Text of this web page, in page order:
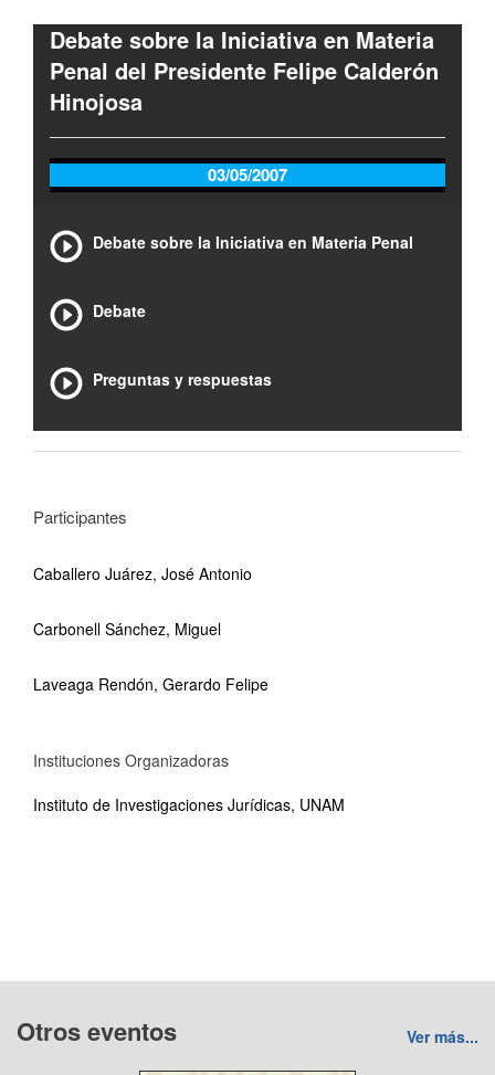
Debate sobre la Iniciativa en Materia
Penal del Presidente Felipe Calderón
Hinojosa
03/05/2007
Debate sobre la Iniciativa en Materia Penal
Debate
Preguntas y respuestas
Participantes
Caballero Juárez, José Antonio
Carbonell Sánchez, Miguel
Laveaga Rendón, Gerardo Felipe
Instituciones Organizadoras
Instituto de Investigaciones Jurídicas, UNAM
Otros eventos Ver más...